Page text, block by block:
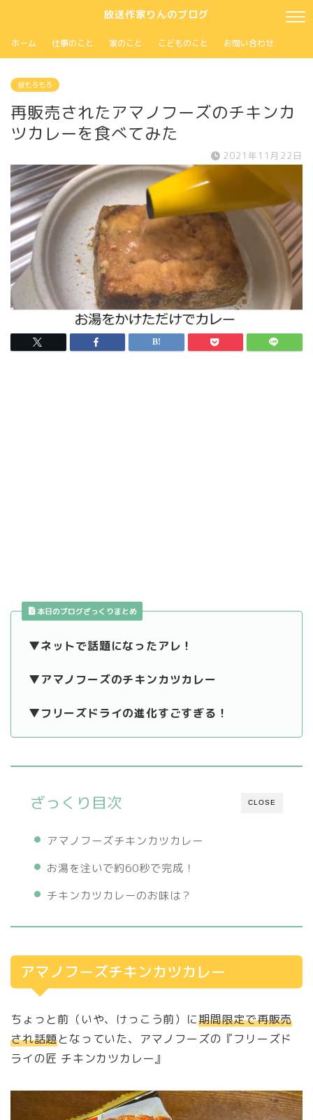
放送作家りんのブログ
ホーム 仕事のこと 家のこと こどものこと お問い合わせ
食もろもろ
再販売されたアマノフーズのチキンカ
ツカレーを食べてみた
2021年11月22日
本日のブログざっくりまとめ
▼ネットで話題になったアレ！
▼アマノフーズのチキンカツカレー
▼フリーズドライの進化すごすぎる！
CLOSE
ざっくり目次
アマノフーズチキンカツカレー
お湯を注いで約60秒で完成！
チキンカツカレーのお味は？
アマノフーズチキンカツカレー
ちょっと前（いや、けっこう前）に期間限定で再販売
され話題となっていた、アマノフーズの『フリーズド
ライの匠 チキンカツカレー』